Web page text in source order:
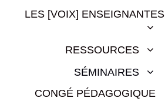
LES [VOIX] ENSEIGNANTES
RESSOURCES
SÉMINAIRES
CONGÉ PÉDAGOGIQUE